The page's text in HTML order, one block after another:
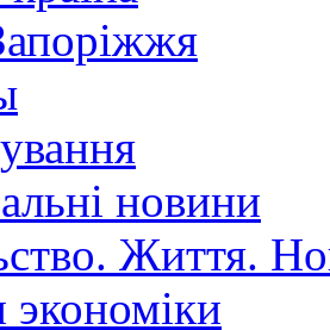
новини
Життя.